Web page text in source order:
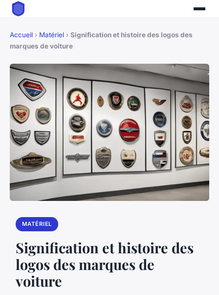
Accueil › Matériel › Signification et histoire des logos des
marques de voiture
MATÉRIEL
Signification et histoire des
logos des marques de
voiture